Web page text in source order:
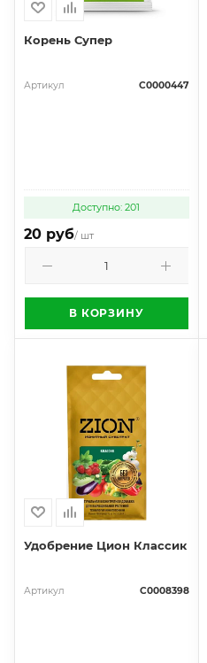
Корень Супер
Артикул С0000447
Доступно: 201
20 руб/ шт
В КОРЗИНУ
Удобрение Цион Классик
Артикул С0008398